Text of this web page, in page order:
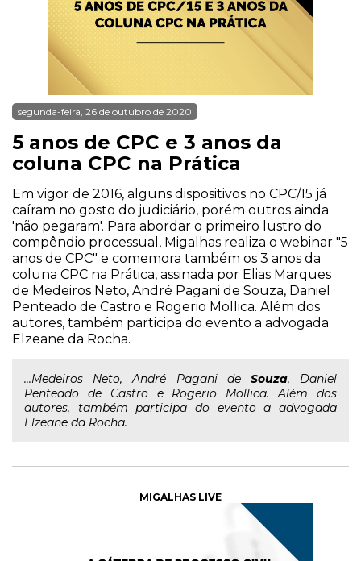
segunda-feira, 26 de outubro de 2020
5 anos de CPC e 3 anos da
coluna CPC na Prática
Em vigor de 2016, alguns dispositivos no CPC/15 já
caíram no gosto do judiciário, porém outros ainda
'não pegaram'. Para abordar o primeiro lustro do
compêndio processual, Migalhas realiza o webinar "5
anos de CPC" e comemora também os 3 anos da
coluna CPC na Prática, assinada por Elias Marques
de Medeiros Neto, André Pagani de Souza, Daniel
Penteado de Castro e Rogerio Mollica. Além dos
autores, também participa do evento a advogada
Elzeane da Rocha.
...Medeiros Neto, André Pagani de Souza, Daniel
Penteado de Castro e Rogerio Mollica. Além dos
autores, também participa do evento a advogada
Elzeane da Rocha.
MIGALHAS LIVE